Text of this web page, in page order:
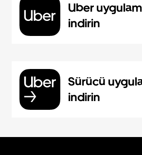
Uber
indirin
Sürücü
indirin